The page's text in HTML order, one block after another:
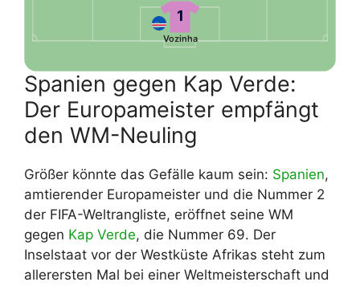
1
Vozinha
Spanien gegen Kap Verde:
Der Europameister empfängt
den WM-Neuling
Größer könnte das Gefälle kaum sein: Spanien,
amtierender Europameister und die Nummer 2
der FIFA-Weltrangliste, eröffnet seine WM
gegen Kap Verde, die Nummer 69. Der
Inselstaat vor der Westküste Afrikas steht zum
allerersten Mal bei einer Weltmeisterschaft und